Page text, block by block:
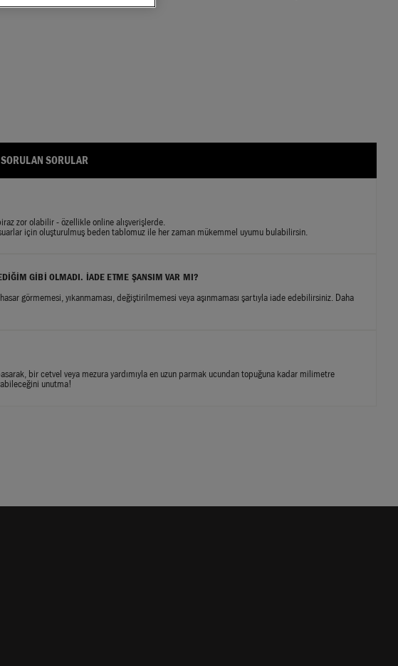
SORULAR
zor olabilir - özellikle online alışverişlerde.
için oluşturulmuş beden tablomuz ile her zaman mükemmel uyumu bulabilirsin.
GİBİ OLMADI. İADE ETME ŞANSIM VAR MI?
görmemesi, yıkanmaması, değiştirilmemesi veya aşınmaması şartıyla iade edebilirsiniz. Daha
bir cetvel veya mezura yardımıyla en uzun parmak ucundan topuğuna kadar milimetre
unutma!